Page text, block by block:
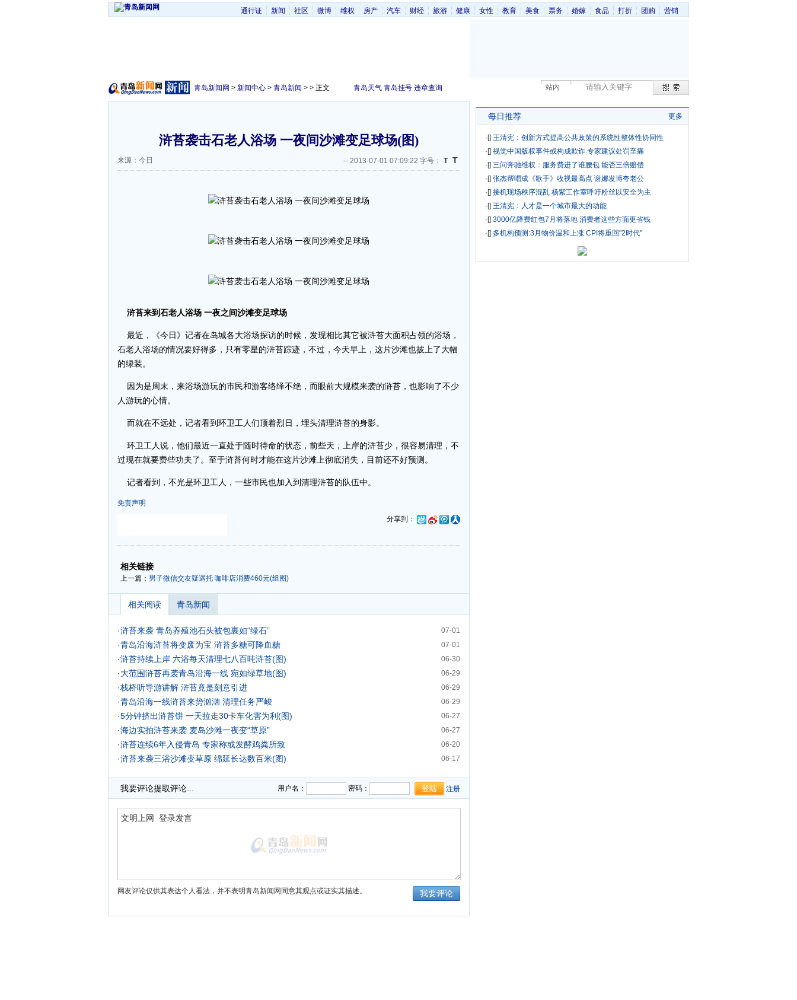
通行证 新闻 社区 微博 维权 房产 汽车 财经 旅游 健康 女性 教育 美食 票务 婚嫁 食品 打折 团购 营销
站内
青岛新闻网 > 新闻中心 > 青岛新闻 > > 正文 青岛天气 青岛挂号 违章查询
浒苔袭击石老人浴场 一夜间沙滩变足球场(图)
来源：今日 -- 2013-07-01 07:09:22 字号： T T
浒苔来到石老人浴场 一夜之间沙滩变足球场
最近，《今日》记者在岛城各大浴场探访的时候，发现相比其它被浒苔大面积占领的浴场，
石老人浴场的情况要好得多，只有零星的浒苔踪迹，不过，今天早上，这片沙滩也披上了大幅
的绿装。
因为是周末，来浴场游玩的市民和游客络绎不绝，而眼前大规模来袭的浒苔，也影响了不少
人游玩的心情。
而就在不远处，记者看到环卫工人们顶着烈日，埋头清理浒苔的身影。
环卫工人说，他们最近一直处于随时待命的状态，前些天，上岸的浒苔少，很容易清理，不
过现在就要费些功夫了。至于浒苔何时才能在这片沙滩上彻底消失，目前还不好预测。
记者看到，不光是环卫工人，一些市民也加入到清理浒苔的队伍中。
免责声明
分享到：
-
相关链接
上一篇： 男子微信交友疑遇托 咖啡店消费460元(组图)
相关阅读 青岛新闻
07-01
·浒苔来袭 青岛养殖池石头被包裹如“绿石”
07-01
·青岛沿海浒苔将变废为宝 浒苔多糖可降血糖
06-30
·浒苔持续上岸 六浴每天清理七八百吨浒苔(图)
06-29
·大范围浒苔再袭青岛沿海一线 宛如绿草地(图)
06-29
·栈桥听导游讲解 浒苔竟是刻意引进
06-29
·青岛沿海一线浒苔来势汹汹 清理任务严峻
06-27
·5分钟挤出浒苔饼 一天拉走30卡车化害为利(图)
06-27
·海边实拍浒苔来袭 麦岛沙滩一夜变“草原”
06-20
·浒苔连续6年入侵青岛 专家称或发酵鸡粪所致
06-17
·浒苔来袭三浴沙滩变草原 绵延长达数百米(图)
我要评论提取评论... 用户名： 密码： 注册
网友评论仅供其表达个人看法，并不表明青岛新闻网同意其观点或证实其描述。
每日推荐 更多
·[] 王清宪：创新方式提高公共政策的系统性整体性协同性
·[] 视觉中国版权事件或构成欺诈 专家建议处罚至痛
·[] 三问奔驰维权：服务费进了谁腰包 能否三倍赔偿
·[] 张杰帮唱成《歌手》收视最高点 谢娜发博夸老公
·[] 接机现场秩序混乱 杨紫工作室呼吁粉丝以安全为主
·[] 王清宪：人才是一个城市最大的动能
·[] 3000亿降费红包7月将落地 消费者这些方面更省钱
·[] 多机构预测:3月物价温和上涨 CPI将重回"2时代"